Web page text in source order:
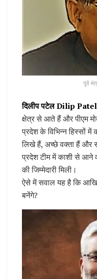
पूर्व
दिलीप पटेल Dilip Patel
क्षेत्र से आते हैं और पीएम
प्रदेश के विभिन्न हिस्सों
लिखे हैं, अच्छे वक्ता हैं और
प्रदेश टीम में काशी से आने
की जिम्मेदारी मिली।
ऐसे में सवाल यह है कि
बनेंगे?